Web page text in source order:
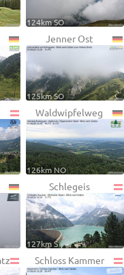
124km SO
Jenner Ost
125km SO
Waldwipfelweg
126km NO
Schlegeis
127km S
Schloss Kammer